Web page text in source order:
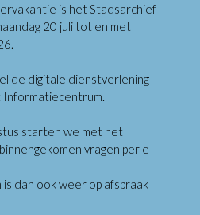
is het Stadsarchief
20 juli tot en met
de digitale dienstverlening
Informatiecentrum.
starten we met het
vragen per e-
dan ook weer op afspraak